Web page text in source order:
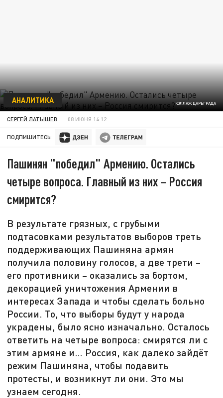
КОЛЛАЖ ЦАРЬГРАДА
АНАЛИТИКА
СЕРГЕЙ ЛАТЫШЕВ 08 ИЮНЯ 14:12
ПОДПИШИТЕСЬ:
Пашинян "победил" Армению. Остались
четыре вопроса. Главный из них – Россия
смирится?
В результате грязных, с грубыми
подтасовками результатов выборов треть
поддерживающих Пашиняна армян
получила половину голосов, а две трети –
его противники – оказались за бортом,
декорацией уничтожения Армении в
интересах Запада и чтобы сделать больно
России. То, что выборы будут у народа
украдены, было ясно изначально. Осталось
ответить на четыре вопроса: смирятся ли с
этим армяне и… Россия, как далеко зайдёт
режим Пашиняна, чтобы подавить
протесты, и возникнут ли они. Это мы
узнаем сегодня.